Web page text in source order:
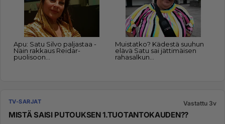
TV-SARJAT Vastattu 3v
MISTÄ SAISI PUTOUKSEN 1.TUOTANTOKAUDEN??